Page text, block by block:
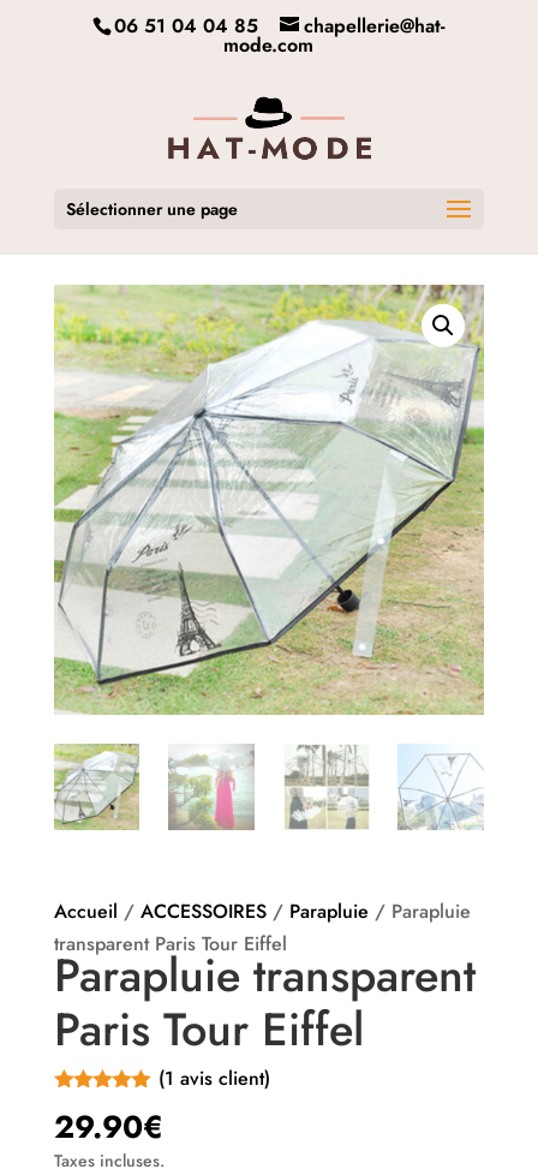
06 51 04 04 85 chapellerie@hat-
mode.com
Sélectionner une page
Accueil / ACCESSOIRES/ Parapluie / Parapluie
transparent Paris Tour Eiffel
Parapluie transparent
Paris Tour Eiffel
sur 5
basé sur
notation client
(1 avis client)
29.90€
Taxes incluses.